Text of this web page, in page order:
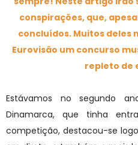
conspirações, que,
concluídos. Muitos deles
Eurovisão um concurso
repleto de
Estávamos no segundo
Dinamarca, que tinha
competição, destacou-se